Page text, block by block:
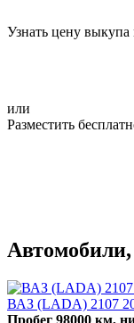
Узнать цену выкупа
или
Разместить
Автомобили,
ВАЗ (LADA) 2107
Пробег 98000 км,